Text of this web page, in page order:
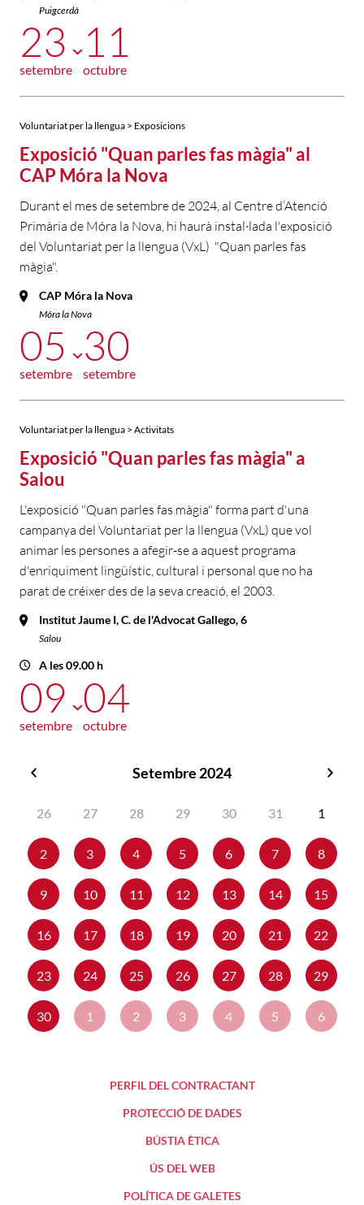
Puigcerdà
23
setembre
11
octubre
Voluntariat per la llengua > Exposicions
Exposició "Quan parles fas màgia" al
CAP Móra la Nova
Durant el mes de setembre de 2024, al Centre d’Atenció
Primària de Móra la Nova, hi haurà instal·lada l'exposició
del Voluntariat per la llengua (VxL) "Quan parles fas
màgia".
CAP Móra la Nova
Móra la Nova
05
setembre
30
setembre
Voluntariat per la llengua > Activitats
Exposició "Quan parles fas màgia" a
Salou
L'exposició "Quan parles fas màgia" forma part d'una
campanya del Voluntariat per la llengua (VxL) que vol
animar les persones a afegir-se a aquest programa
d'enriquiment lingüístic, cultural i personal que no ha
parat de créixer des de la seva creació, el 2003.
Institut Jaume I, C. de l'Advocat Gallego, 6
Salou
A les 09.00 h
09
setembre
04
octubre
Setembre 2024
26
27 28 29 30 31 1
2 3 4 5 6 7 8
9 10 11 12 13 14 15
16 17 18 19 20 21 22
23 24 25 26 27 28 29
30 1 2 3 4 5 6
PERFIL DEL CONTRACTANT
PROTECCIÓ DE DADES
BÚSTIA ÈTICA
ÚS DEL WEB
POLÍTICA DE GALETES